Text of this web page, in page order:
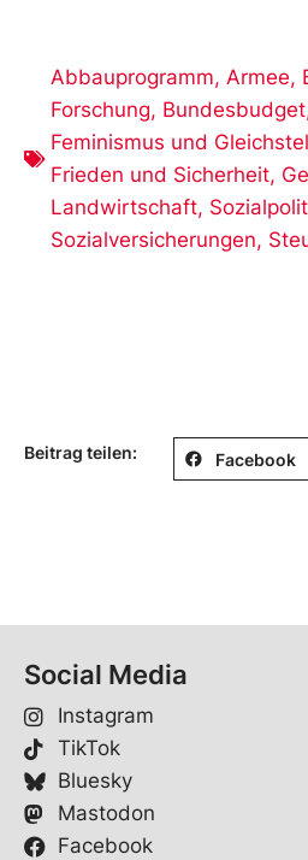
Abbauprogramm, Armee,
Forschung, Bundesbudget
Feminismus und
Frieden und Sicherheit,
Landwirtschaft,
Sozialversicherungen,
Beitrag teilen: Facebook
Social Media
Instagram
TikTok
Bluesky
Mastodon
Facebook